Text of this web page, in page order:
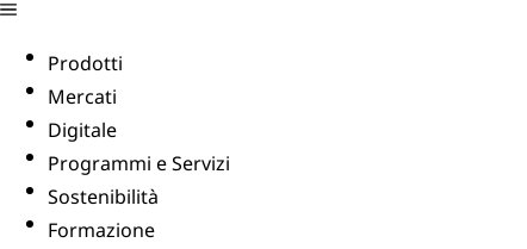
Prodotti
Mercati
Digitale
Programmi e Servizi
Sostenibilità
Formazione